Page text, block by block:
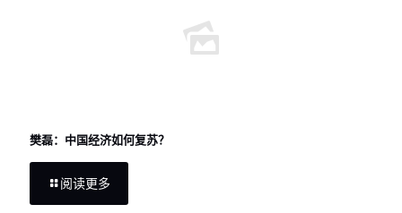
樊磊：中国经济如何复苏？
阅读更多